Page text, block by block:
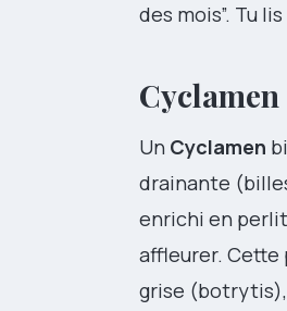
des mois”. Tu
Un Cyclamen
drainante
enrichi en
affleurer. Cette
grise (botrytis),